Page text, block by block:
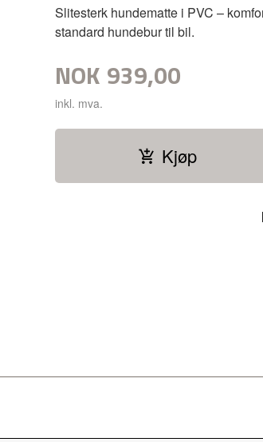
Slitesterk hundematte i PVC –
standard hundebur til bil.
NOK 939,00
inkl. mva.
Kjøp